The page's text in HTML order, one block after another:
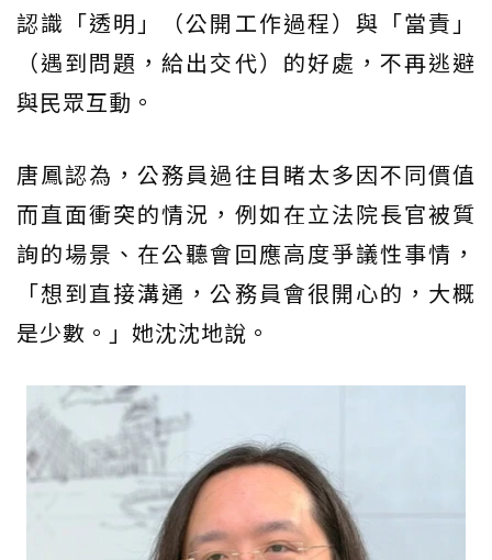
認識「透明」（公開工作過程）與「當責」
（遇到問題，給出交代）的好處，不再逃避
與民眾互動。
唐鳳認為，公務員過往目睹太多因不同價值
而直面衝突的情況，例如在立法院長官被質
詢的場景、在公聽會回應高度爭議性事情，
「想到直接溝通，公務員會很開心的，大概
是少數。」她沈沈地說。